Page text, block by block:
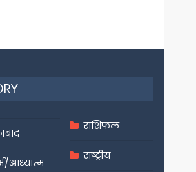
आध्यात्म
राशिफल
राष्ट्रीय